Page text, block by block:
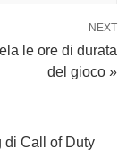
NEXT
le ore di durata
del gioco »
di Call of Duty